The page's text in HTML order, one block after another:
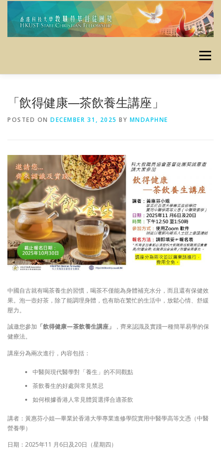
content
Menu
「飲得健康—茶飲養生講座」
POSTED ON DECEMBER 31, 2025 BY MNDAPHNE
中國自古就有喝茶養生的習慣，喝茶不僅能為身體補充水分，而且還有保健效
果。泡一壺好茶，除了能調理身體，也有助在繁忙的生活中，放鬆心情、舒緩
壓力。
誠邀您參加 「飲得健康—茶飲養生講座」
，齊來認識及實踐一種簡單易學的保
健療法。
講座分為兩次進行，內容包括：
中醫與現代醫學對「養生」的不同觀點
茶飲養生的好處與常見禁忌
如何根據香港人常見體質選擇合適茶飲
講者：黃惠芬小姐—畢業於香港大學專業進修學院實用中醫學高等文憑（中醫
營養學）
日期：2025年11 月6日及20日（星期四）